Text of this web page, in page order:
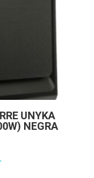
UNYKA
NEGRA